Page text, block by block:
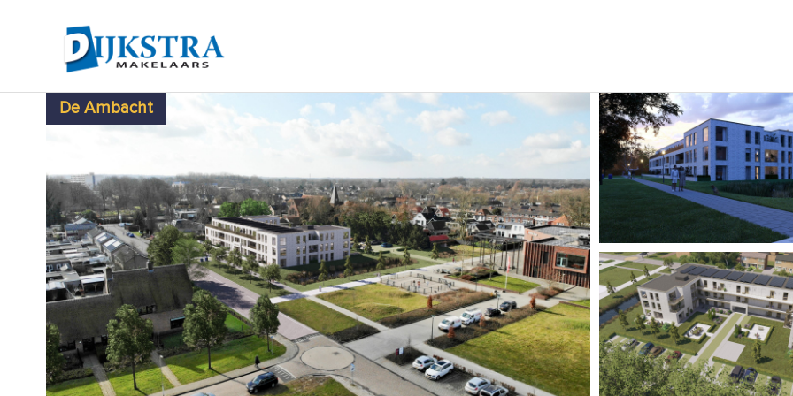
De Ambacht